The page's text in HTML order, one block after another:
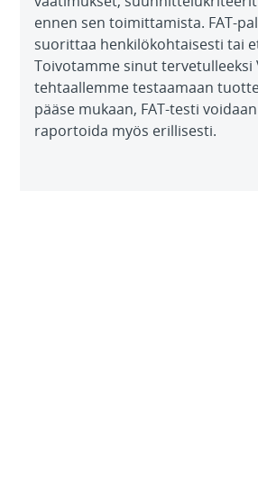
ennen sen toimittamista. FAT-
suorittaa henkilökohtaisesti tai
Toivotamme sinut tervetulleeksi
tehtaallemme testaamaan
pääse mukaan, FAT-testi
raportoida myös erillisesti.